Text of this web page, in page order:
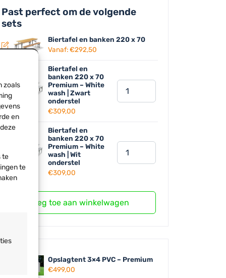
zoals
en
te
te
Past perfect om de volgende
sets
Biertafel en banken 220 x 70
Vanaf:€292,50
Biertafel en
banken 220 x 70
Premium – White
wash | Zwart
onderstel
€309,00
biertafelset
220x70
Biertafel en
banken 220 x 70
Premium – White
wash | Wit
onderstel
€309,00
biertafelset
Voeg toe aan winkelwagen
Opslagtent 3×4 PVC – Premium
€499,00